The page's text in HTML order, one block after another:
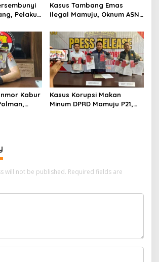
Pelaku
Polisi
Kasus Tambang Emas
Ilegal Mamuju, Oknum ASN
Tersangka
Kabur
Kasus Korupsi Makan
Minum DPRD Mamuju P21,
will not be published. Required fields are